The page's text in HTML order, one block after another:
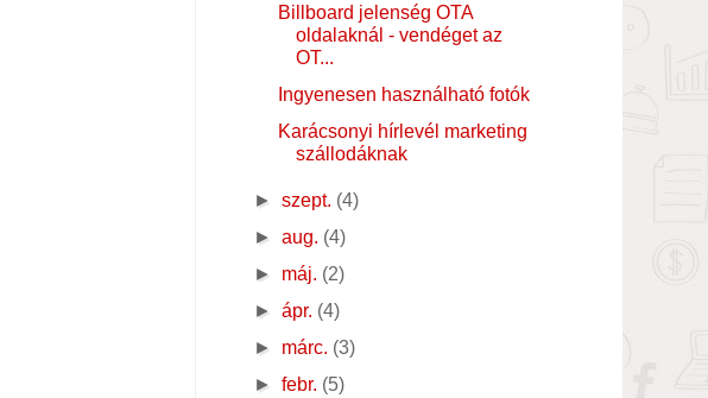
Billboard jelenség OTA
oldalaknál - vendéget az
OT...
Ingyenesen használható fotók
Karácsonyi hírlevél marketing
szállodáknak
►szept. (4)
►aug. (4)
► máj. (2)
►ápr. (4)
► márc. (3)
►febr. (5)